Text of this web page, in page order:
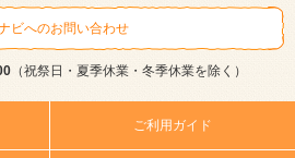
ビへのお問い合わせ
（祝祭日・夏季休業・冬季休業を除く）
ご利用ガイド